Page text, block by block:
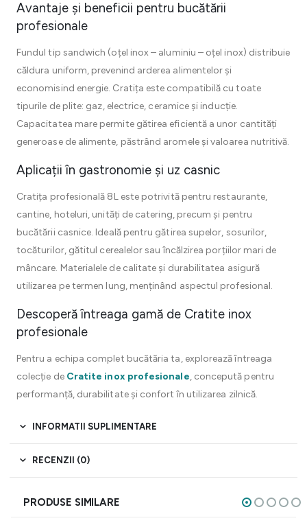
Avantaje și beneficii pentru bucătării
profesionale
Fundul tip sandwich (oțel inox – aluminiu – oțel inox) distribuie
căldura uniform, prevenind arderea alimentelor și
economisind energie. Cratița este compatibilă cu toate
tipurile de plite: gaz, electrice, ceramice și inducție.
Capacitatea mare permite gătirea eficientă a unor cantități
generoase de alimente, păstrând aromele și valoarea nutritivă.
Aplicații în gastronomie și uz casnic
Cratița profesională 8L este potrivită pentru restaurante,
cantine, hoteluri, unități de catering, precum și pentru
bucătării casnice. Ideală pentru gătirea supelor, sosurilor,
tocăturilor, gătitul cerealelor sau încălzirea porțiilor mari de
mâncare. Materialele de calitate și durabilitatea asigură
utilizarea pe termen lung, menținând aspectul profesional.
Descoperă întreaga gamă de Cratite inox
profesionale
Pentru a echipa complet bucătăria ta, explorează întreaga
colecție de Cratite inox profesionale, concepută pentru
performanță, durabilitate și confort în utilizarea zilnică.
INFORMATII SUPLIMENTARE
RECENZII (0)
PRODUSE SIMILARE